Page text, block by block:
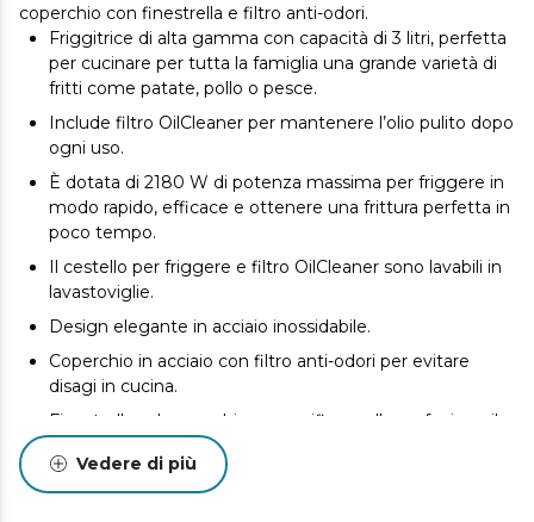
coperchio con finestrella e filtro anti-odori.
Friggitrice di alta gamma con capacità di 3 litri, perfetta
per cucinare per tutta la famiglia una grande varietà di
fritti come patate, pollo o pesce.
Include filtro OilCleaner per mantenere l’olio pulito dopo
ogni uso.
È dotata di 2180 W di potenza massima per friggere in
modo rapido, efficace e ottenere una frittura perfetta in
poco tempo.
Il cestello per friggere e filtro OilCleaner sono lavabili in
lavastoviglie.
Design elegante in acciaio inossidabile.
Coperchio in acciaio con filtro anti-odori per evitare
disagi in cucina.
Finestrella sul coperchio per verificare alla perfezione il
processo di frittura.
Temperatura regolabile fino a 190 ºC per ottenere i
Vedere di più